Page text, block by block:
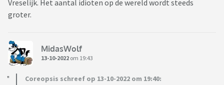
Vreselijk. Het aantal idioten op de wereld wordt steeds
groter.
MidasWolf
13-10-2022 om 19:43
Coreopsis schreef op 13-10-2022 om 19:40: